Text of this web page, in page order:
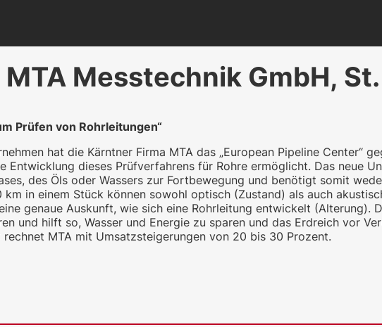
MTA Messtechnik GmbH,
Prüfen von Rohrleitungen“
hat die Kärntner Firma MTA das „European Pipeline Center“
Entwicklung dieses Prüfverfahrens für Rohre ermöglicht. Das neue
des Öls oder Wassers zur Fortbewegung und benötigt somit
in einem Stück können sowohl optisch (Zustand) als auch
genaue Auskunft, wie sich eine Rohrleitung entwickelt (Alterung).
und hilft so, Wasser und Energie zu sparen und das Erdreich vor
MTA mit Umsatzsteigerungen von 20 bis 30 Prozent.